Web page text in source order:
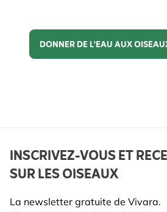
DONNER DE L'EAU AUX
INSCRIVEZ-VOUS ET
SUR LES OISEAUX
La newsletter gratuite de Vivara.